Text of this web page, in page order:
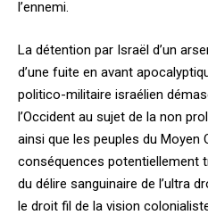
l’ennemi.
La détention par Israël d’un
d’une fuite en avant
politico-militaire israélien
l’Occident au sujet de la non
ainsi que les peuples du Moyen
conséquences potentiellement
du délire sanguinaire de l’ultra
le droit fil de la vision